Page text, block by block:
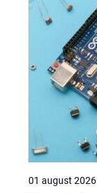
01 august 2026